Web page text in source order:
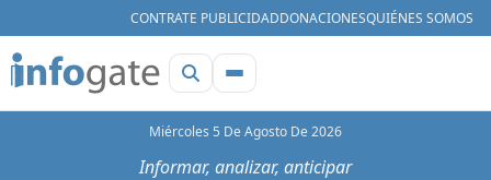
CONTRATE PUBLICIDADDONACIONESQUIÉNES SOMOS
Miércoles 5 De Agosto De 2026
Informar, analizar, anticipar